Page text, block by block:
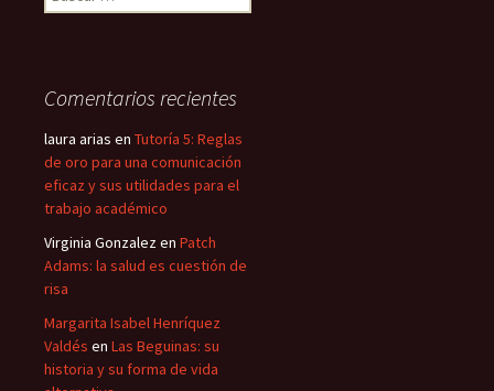
Comentarios recientes
laura arias en Tutoría 5: Reglas
de oro para una comunicación
eficaz y sus utilidades para el
trabajo académico
Virginia Gonzalezen Patch
Adams: la salud es cuestión de
risa
Margarita Isabel Henríquez
Valdés en Las Beguinas: su
historia y su forma de vida